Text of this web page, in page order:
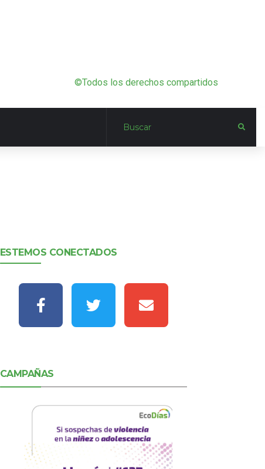
©Todos los derechos compartidos
ESTEMOS CONECTADOS
CAMPAÑAS